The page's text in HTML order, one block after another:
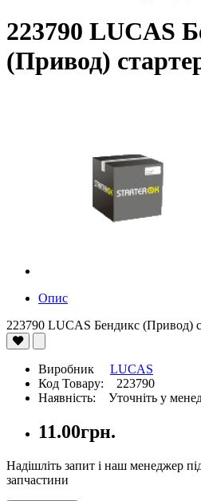
223790 LUCAS
(Привод)
Опис
223790 LUCAS Бендикс (Привод)
Виробник LUCAS
Код Товару: 223790
Наявність: Уточніть у
11.00грн.
Надішліть запит і наш менеджер
запчастини